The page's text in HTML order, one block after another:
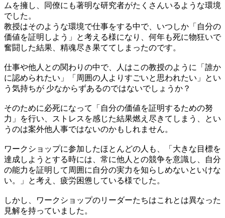
ムを擁し、同僚にも著明な研究者がたくさんいるような環境
でした。
教授はそのような環境で仕事をする中で、いつしか「自分の
価値を証明しよう」と考える様になり、何年も死に物狂いで
奮闘した結果、精魂尽き果ててしまったのです。
仕事や他人との関わりの中で、人はこの教授のように「誰か
に認められたい」「周囲の人よりすごいと思われたい」とい
う気持ちが 少なからずあるのではないでしょうか？
そのために必死になって「自分の価値を証明するための努
力」を行い、ストレスを感じた結果燃え尽きてしまう、とい
うのは案外他人事ではないのかもしれません。
ワークショップに参加したほとんどの人も、「大きな目標を
達成しようとする時には、常に他人との競争を意識し、自分
の能力を証明して周囲に自分の実力を知らしめないといけな
い。」と考え、疲労困憊している様でした。
しかし、ワークショップのリーダーたちはこれとは異なった
見解を持っていました。